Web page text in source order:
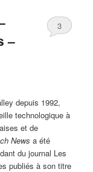
–
3
depuis 1992,
technologique à
et de
News a été
du journal Les
publiés à son titre